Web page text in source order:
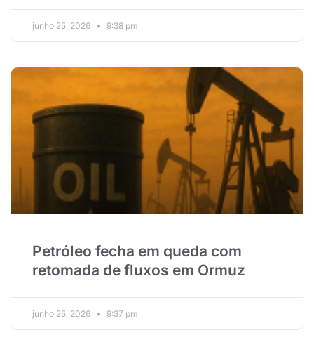
junho 25, 2026 9:38 pm
Petróleo fecha em queda com
retomada de fluxos em Ormuz
junho 25, 2026 9:37 pm